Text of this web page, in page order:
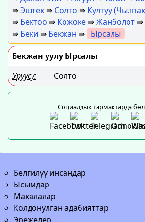
⇛Эштек ⇛ Солто ⇛ Култуу
⇛ Бектоо ⇛ Кожоке ⇛Жанболот ⇛
⇛ Беки ⇛ Бекжан ⇛ Ырсалы
Бекжан уулу Ырсалы
Уруусу:
Солто
Социалдык тармактарда
Белгилүү инсандар
Ысымдар
Макалалар
Колдонулган адабияттар
Эрежелер